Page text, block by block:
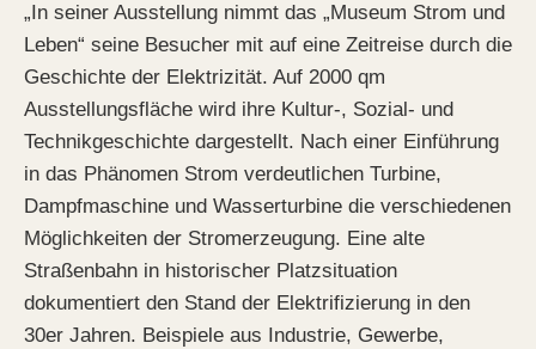
„In seiner Ausstellung nimmt das „Museum Strom und
Leben“ seine Besucher mit auf eine Zeitreise durch die
Geschichte der Elektrizität. Auf 2000 qm
Ausstellungsfläche wird ihre Kultur-, Sozial- und
Technikgeschichte dargestellt. Nach einer Einführung
in das Phänomen Strom verdeutlichen Turbine,
Dampfmaschine und Wasserturbine die verschiedenen
Möglichkeiten der Stromerzeugung. Eine alte
Straßenbahn in historischer Platzsituation
dokumentiert den Stand der Elektrifizierung in den
30er Jahren. Beispiele aus Industrie, Gewerbe,